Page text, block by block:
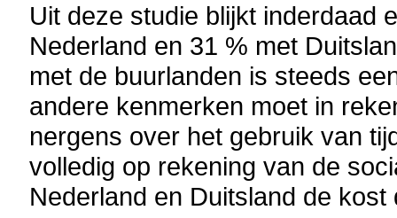
Uit deze studie blijkt inderdaad
Nederland en 31 % met
met de buurlanden is steeds
andere kenmerken moet in
nergens over het gebruik van
volledig op rekening van de
Nederland en Duitsland de